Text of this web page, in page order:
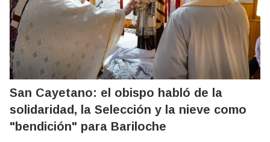
San Cayetano: el obispo habló de la
solidaridad, la Selección y la nieve como
"bendición" para Bariloche